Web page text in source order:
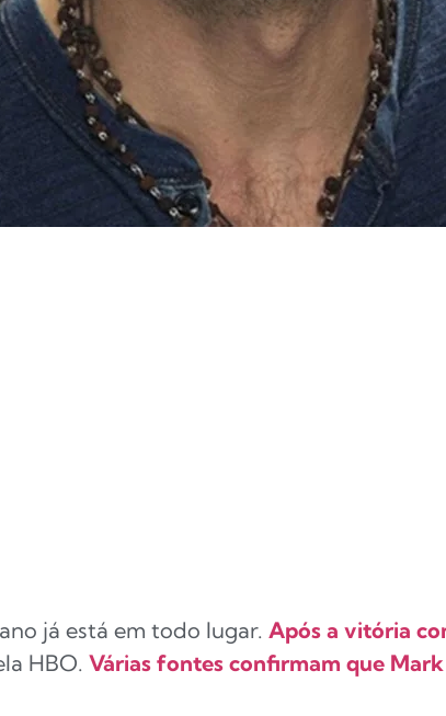
já está em todo lugar. Após a vitória
HBO. Várias fontes confirmam que